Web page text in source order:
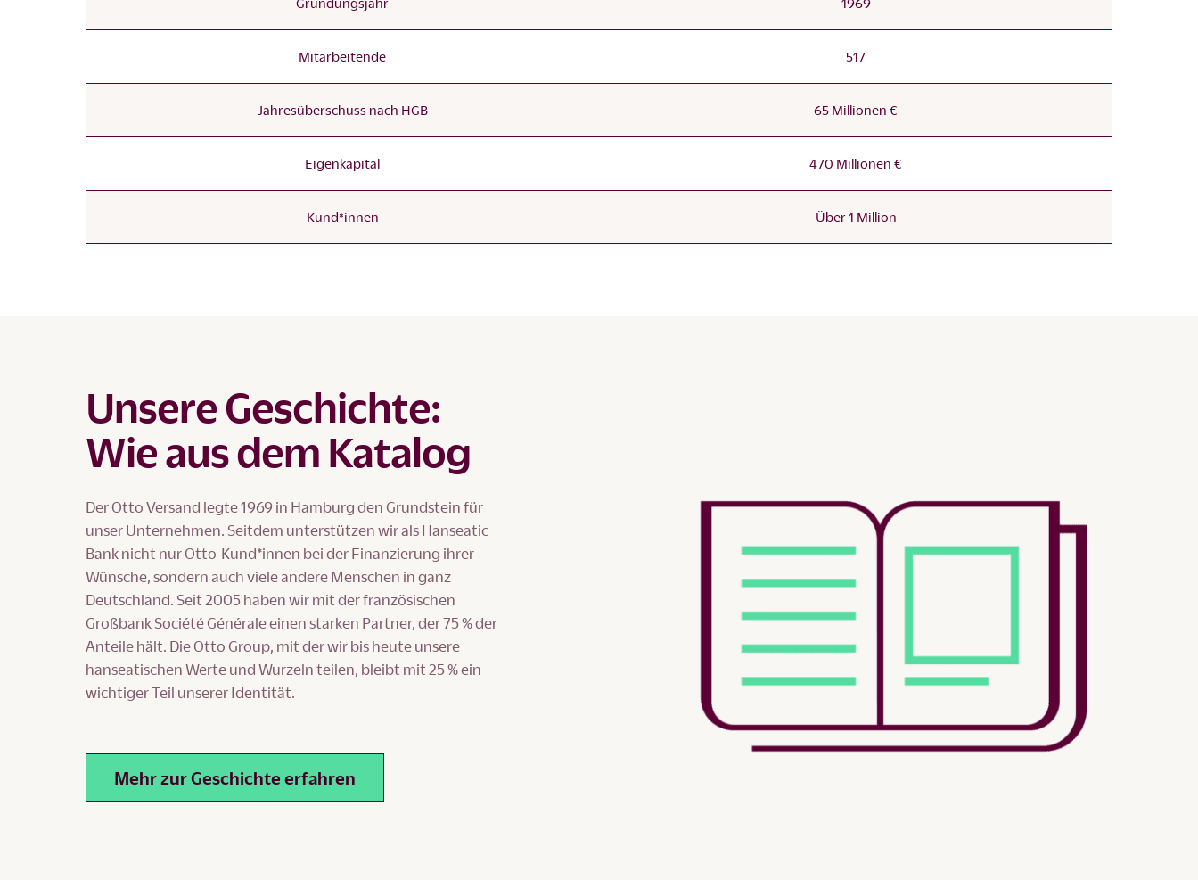
Mitarbeitende 517
Jahresüberschuss nach HGB 65 Millionen €
Eigenkapital 470 Millionen €
Kund*innen Über 1 Million
Unsere Geschichte:
Wie aus dem Katalog
Der Otto Versand legte 1969 in Hamburg den Grundstein für
unser Unternehmen. Seitdem unterstützen wir als Hanseatic
Bank nicht nur Otto-Kund*innen bei der Finanzierung ihrer
Wünsche, sondern auch viele andere Menschen in ganz
Deutschland. Seit 2005 haben wir mit der französischen
Großbank Société Générale einen starken Partner, der 75 % der
Anteile hält. Die Otto Group, mit der wir bis heute unsere
hanseatischen Werte und Wurzeln teilen, bleibt mit 25 % ein
wichtiger Teil unserer Identität.
Mehr zur Geschichte erfahren